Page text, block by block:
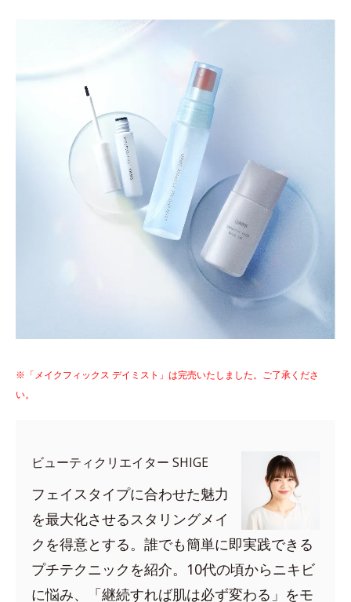
※「メイクフィックス デイミスト」は完売いたしました。ご了承くださ
い。
ビューティクリエイター SHIGE
フェイスタイプに合わせた魅力
を最大化させるスタリングメイ
クを得意とする。誰でも簡単に即実践できる
プチテクニックを紹介。10代の頃からニキビ
に悩み、「継続すれば肌は必ず変わる」をモ